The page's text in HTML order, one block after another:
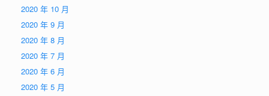
2020 年 10 月
2020 年 9 月
2020 年 8 月
2020 年 7 月
2020 年 6 月
2020 年 5 月